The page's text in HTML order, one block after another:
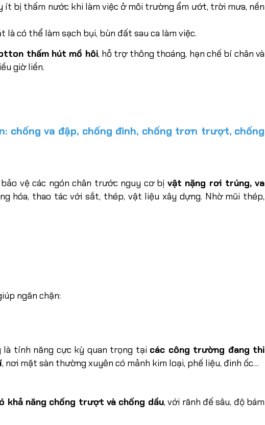
ít bị thấm nước khi làm việc ở môi trường ẩm ướt, trời mưa, nền
là có thể làm sạch bụi, bùn đất sau ca làm việc.
thấm hút mồ hôi, hỗ trợ thông thoáng, hạn chế bí chân và
giờ liền.
chống va đập, chống đinh, chống trơn trượt, chống
vệ các ngón chân trước nguy cơ bị vật nặng rơi trúng, va
hóa, thao tác với sắt, thép, vật liệu xây dựng. Nhờ mũi thép,
ngăn chặn:
là tính năng cực kỳ quan trọng tại các công trường đang thi
, nơi mặt sàn thường xuyên có mảnh kim loại, phế liệu, đinh ốc…
khả năng chống trượt và chống dầu, với rãnh đế sâu, độ bám